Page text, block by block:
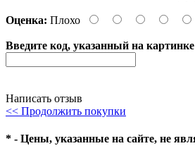
Оценка: Плохо
Введите код, указанный на
Написать отзыв
<< Продолжить покупки
* - Цены, указанные на сайте, не